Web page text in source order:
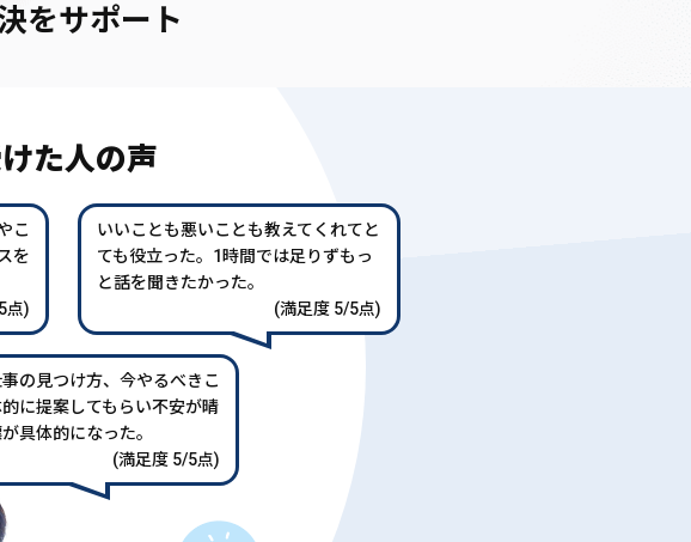
をサポート
た人の声
こ
を
点)
いいことも悪いことも教えてくれてと
ても役立った。1時間では足りずもっ
と話を聞きたかった。
(満足度 5/5点)
の見つけ方、今やるべきこ
に提案してもらい不安が晴
具体的になった。
(満足度 5/5点)